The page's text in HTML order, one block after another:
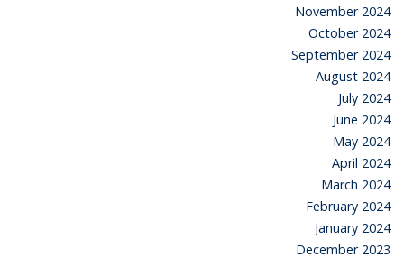
November 2024
October 2024
September 2024
August 2024
July 2024
June 2024
May 2024
April 2024
March 2024
February 2024
January 2024
December 2023